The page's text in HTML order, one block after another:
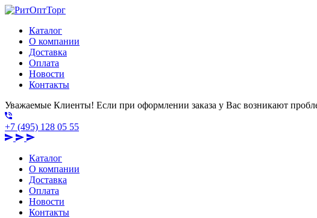
Каталог
О компании
Доставка
Оплата
Новости
Контакты
Уважаемые Клиенты! Если при оформлении заказа у Вас возникают
+7 (495) 128 05 55
Каталог
О компании
Доставка
Оплата
Новости
Контакты